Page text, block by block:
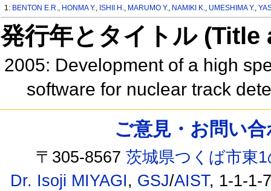
1: BENTON E.R., HONMA Y., ISHII H., MARUMO Y., NAMIKI K., UMESHIMA Y.,
発行年とタイトル
2005: Development of a high
software for nuclear track
ご意見・お問い
〒305-8567茨城県つくば市東
Dr. Isoji MIYAGI, GSJ/AIST, 1-1-1-